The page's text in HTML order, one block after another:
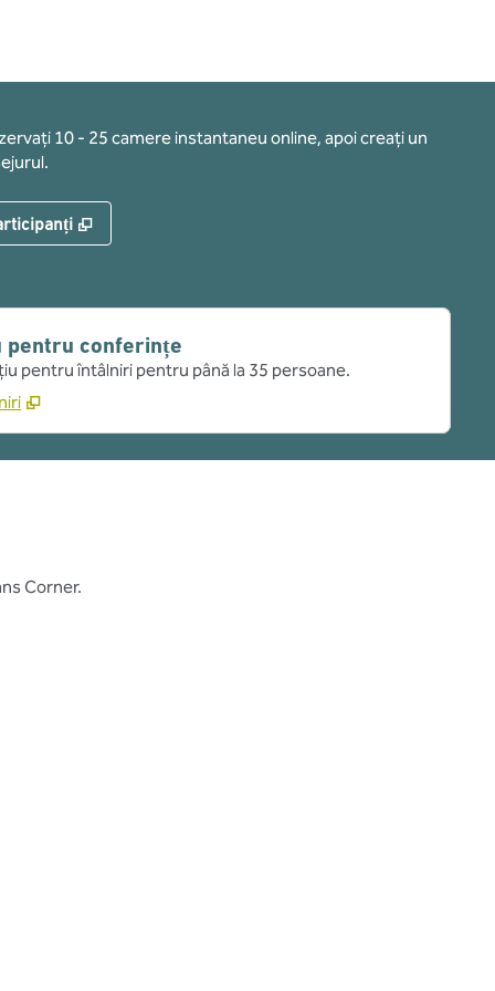
10 - 25 camere instantaneu online, apoi creați un
,
pentru conferințe
pentru întâlniri pentru până la 35 persoane.
Corner.